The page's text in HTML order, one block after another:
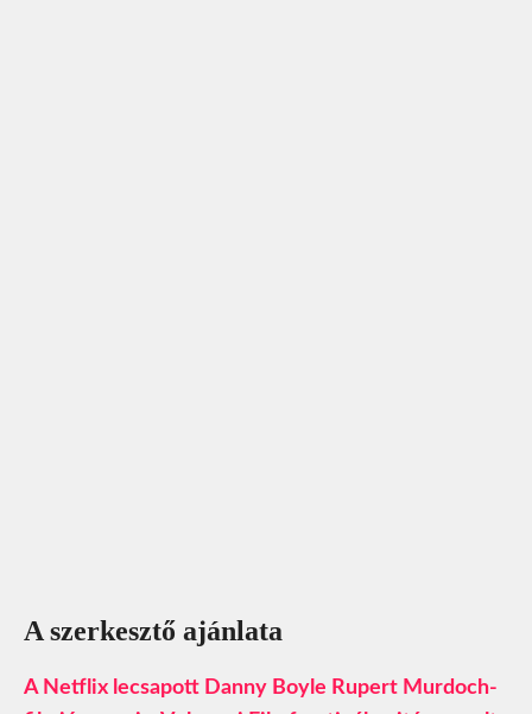
A szerkesztő ajánlata
A Netflix lecsapott Danny Boyle Rupert Murdoch-